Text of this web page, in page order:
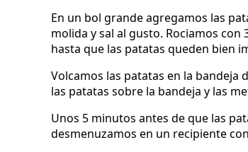
En un bol grande agregamos las
molida y sal al gusto. Rociamos
hasta que las patatas queden bien
Volcamos las patatas en la
las patatas sobre la bandeja y las
Unos 5 minutos antes de que las
desmenuzamos en un recipiente